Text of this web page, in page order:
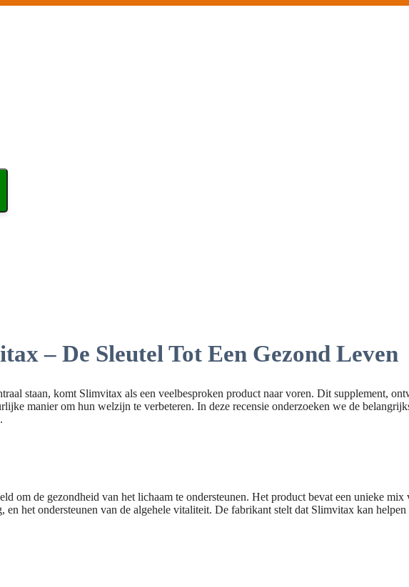
– De Sleutel Tot Een Gezond Leven
staan, komt Slimvitax als een veelbesproken product naar voren. Dit supplement,
manier om hun welzijn te verbeteren. In deze recensie onderzoeken we de
om de gezondheid van het lichaam te ondersteunen. Het product bevat een unieke
het ondersteunen van de algehele vitaliteit. De fabrikant stelt dat Slimvitax kan